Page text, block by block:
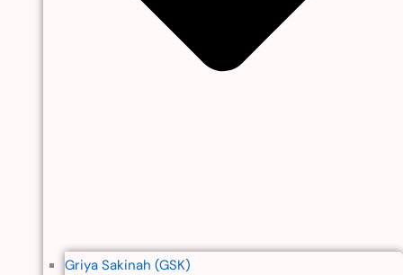
Griya Sakinah (GSK)